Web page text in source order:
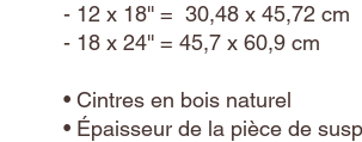
- 12 x 18'' =  30,48 x 45,72 cm
- 18 x 24'' = 45,7 x 60,9 cm
• Cintres en bois naturel
• Épaisseur de la pièce de